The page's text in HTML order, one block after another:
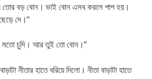
বড় বোন। ভাই বোন এসব করলে পাপ হয়।
দে।”
মতো চুদি। আর তুই তো বোন।”
নীতার হাতে ধরিয়ে দিলো। নীতা বাড়াটা হাতে